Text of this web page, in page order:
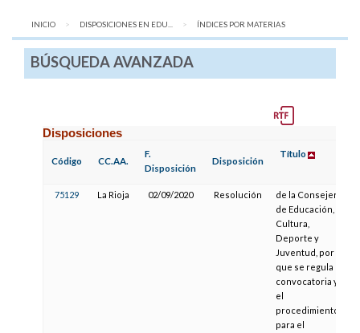
INICIO DISPOSICIONES EN EDU... AQUÍ:
ÍNDICES POR MATERIAS
BÚSQUEDA AVANZADA
Disposiciones
Código CC.AA.
F.
Disposición
Disposición
Título
75129 La Rioja 02/09/2020 Resolución
de la Consejería
de Educación,
Cultura,
Deporte y
Juventud, por la
que se regula la
convocatoria y
el
procedimiento
para el